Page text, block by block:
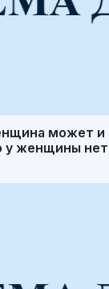
может и
у женщины нет